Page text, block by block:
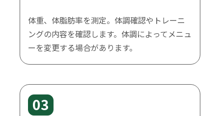
体重、体脂肪率を測定。体調確認やトレーニ
ングの内容を確認します。体調によってメニュ
ーを変更する場合があります。
03